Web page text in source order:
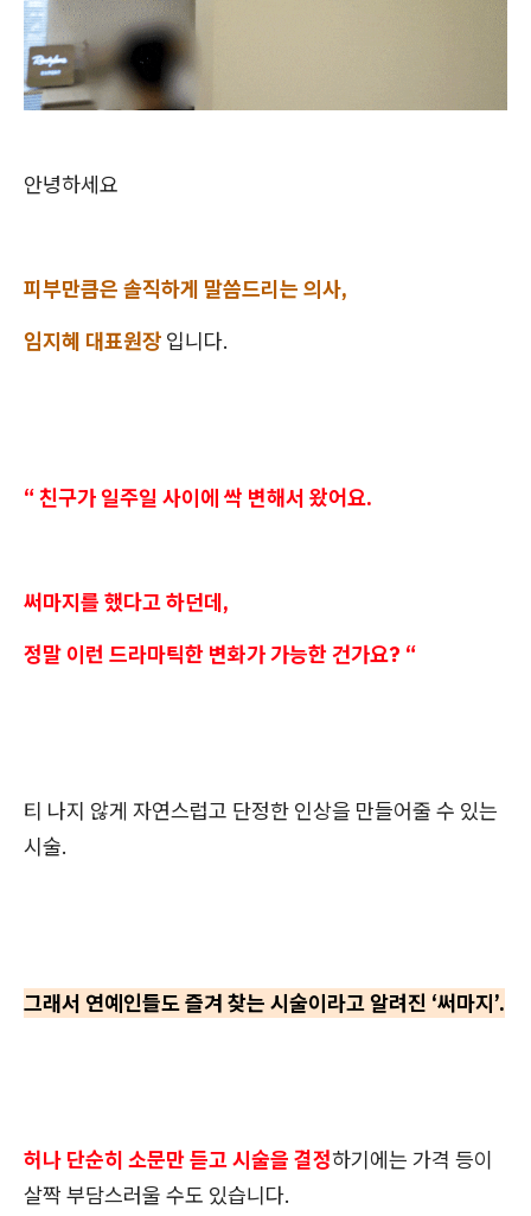
안녕하세요
피부만큼은 솔직하게 말씀드리는 의사,
임지혜 대표원장 입니다.
“ 친구가 일주일 사이에 싹 변해서 왔어요.
써마지를 했다고 하던데,
정말 이런 드라마틱한 변화가 가능한 건가요? “
티 나지 않게 자연스럽고 단정한 인상을 만들어줄 수 있는
시술.
그래서 연예인들도 즐겨 찾는 시술이라고 알려진 ‘써마지’.
허나 단순히 소문만 듣고 시술을 결정하기에는 가격 등이
살짝 부담스러울 수도 있습니다.